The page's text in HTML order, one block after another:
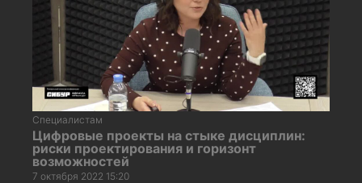
Специалистам
Цифровые проекты на стыке дисциплин:
риски проектирования и горизонт
возможностей
7 октября 2022 15:20